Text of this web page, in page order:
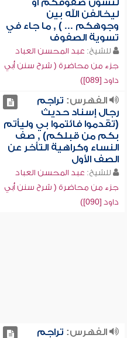
لتسون صفوفكم أو
ليخالفن الله بين
وجوهكم ... ) , ما جاء في
تسوية الصفوف
للشيخ: عبد المحسن العباد
جزء من محاضرة ( شرح سنن أبي
داود [089])
الفهرس: تراجم
رجال إسناد حديث
(تقدموا فائتموا بي وليأتم
بكم من قبلكم) , صف
النساء وكراهية التأخر عن
الصف الأول
للشيخ: عبد المحسن العباد
جزء من محاضرة ( شرح سنن أبي
داود [090])
الفهرس: تراجم